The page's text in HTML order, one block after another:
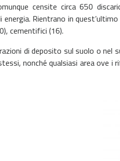
censite circa 650
energia. Rientrano in
cementifici (16).
di deposito sul suolo o nel
nonché qualsiasi area ove